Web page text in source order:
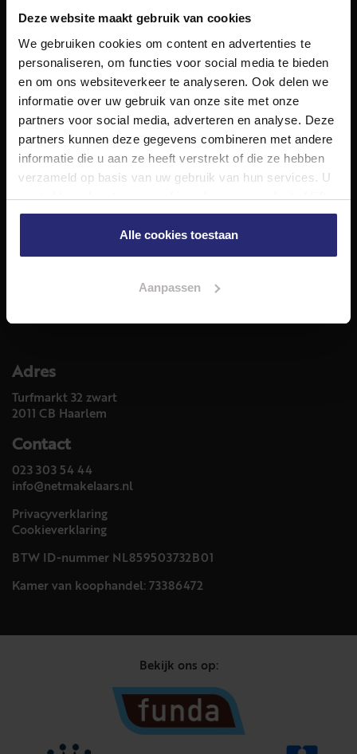
Deze website maakt gebruik van cookies
We gebruiken cookies om content en advertenties te
personaliseren, om functies voor social media te bieden
en om ons websiteverkeer te analyseren. Ook delen we
informatie over uw gebruik van onze site met onze
partners voor social media, adverteren en analyse. Deze
partners kunnen deze gegevens combineren met andere
informatie die u aan ze heeft verstrekt of die ze hebben
verzameld op basis van uw gebruik van hun services. U
gaat akkoord met onze cookies als u onze website blijft
gebruiken.
Alle cookies toestaan
Aanpassen
NET Makelaars
NET Makelaars is een modern makelaarskantoor met
decennialange ervaring in het vak en diepgaande kennis
van de huizenmarkt in Haarlem en omstreken.
Volg ons op
Diensten
Aankoop
Meer informatie over
Adres
Turfmarkt 32 zwart
2011 CB Haarlem
Contact
023 303 54 44
info@netmakelaars.nl
Privacyverklaring
Cookieverklaring
BTW ID-nummer NL859503732B01
Kamer van koophandel: 73386472
Bekijk ons op: